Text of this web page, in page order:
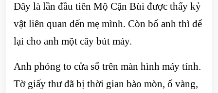
Đây là lần đầu tiên Mộ Cận Bùi được thấy kỷ
vật liên quan đến mẹ mình. Còn bố anh thì để
lại cho anh một cây bút máy.
Anh phóng to cửa sổ trên màn hình máy tính.
Tờ giấy thư đã bị thời gian bào mòn, ố vàng,